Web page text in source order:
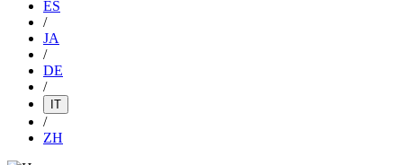
ES
/
JA
/
DE
/
IT
/
ZH